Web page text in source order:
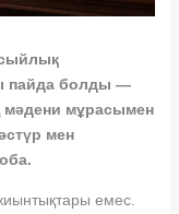
пайда болды —
мәдени мұрасымен
мен
емес.